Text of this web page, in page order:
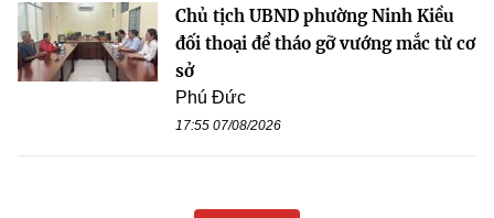
Chủ tịch UBND phường Ninh Kiều
đối thoại để tháo gỡ vướng mắc từ cơ
sở
Phú Đức
17:55 07/08/2026